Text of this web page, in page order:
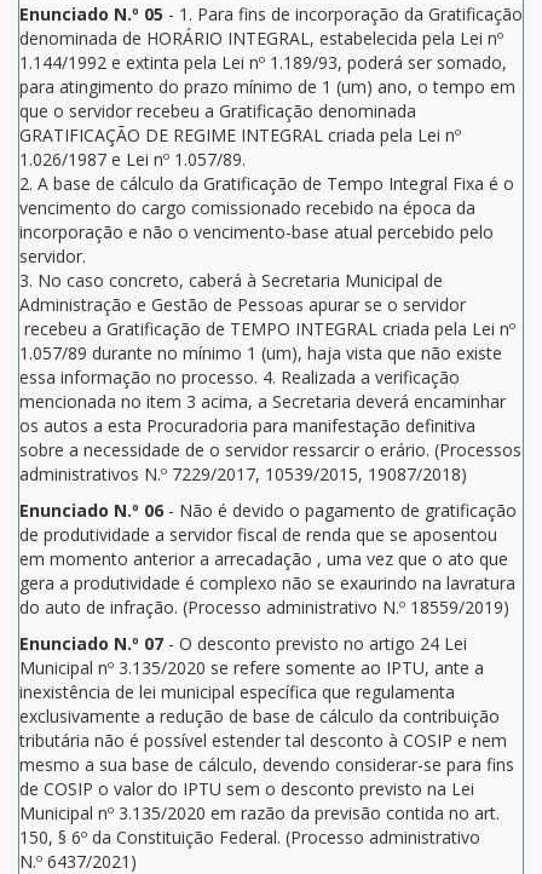
Enunciado N.º 05 - 1. Para fins de incorporação da Gratificação
denominada de HORÁRIO INTEGRAL, estabelecida pela Lei nº
1.144/1992 e extinta pela Lei nº 1.189/93, poderá ser somado,
para atingimento do prazo mínimo de 1 (um) ano, o tempo em
que o servidor recebeu a Gratificação denominada
GRATIFICAÇÃO DE REGIME INTEGRAL criada pela Lei nº
1.026/1987 e Lei nº 1.057/89.
2. A base de cálculo da Gratificação de Tempo Integral Fixa é o
vencimento do cargo comissionado recebido na época da
incorporação e não o vencimento-base atual percebido pelo
servidor.
3. No caso concreto, caberá à Secretaria Municipal de
Administração e Gestão de Pessoas apurar se o servidor
recebeu a Gratificação de TEMPO INTEGRAL criada pela Lei nº
1.057/89 durante no mínimo 1 (um), haja vista que não existe
essa informação no processo. 4. Realizada a verificação
mencionada no item 3 acima, a Secretaria deverá encaminhar
os autos a esta Procuradoria para manifestação definitiva
sobre a necessidade de o servidor ressarcir o erário. (Processos
administrativos N.º 7229/2017, 10539/2015, 19087/2018)
Enunciado N.º 06 - Não é devido o pagamento de gratificação
de produtividade a servidor fiscal de renda que se aposentou
em momento anterior a arrecadação , uma vez que o ato que
gera a produtividade é complexo não se exaurindo na lavratura
do auto de infração. (Processo administrativo N.º 18559/2019)
Enunciado N.º 07 - O desconto previsto no artigo 24 Lei
Municipal nº 3.135/2020 se refere somente ao IPTU, ante a
inexistência de lei municipal específica que regulamenta
exclusivamente a redução de base de cálculo da contribuição
tributária não é possível estender tal desconto à COSIP e nem
mesmo a sua base de cálculo, devendo considerar-se para fins
de COSIP o valor do IPTU sem o desconto previsto na Lei
Municipal nº 3.135/2020 em razão da previsão contida no art.
150, § 6º da Constituição Federal. (Processo administrativo
N.º 6437/2021)